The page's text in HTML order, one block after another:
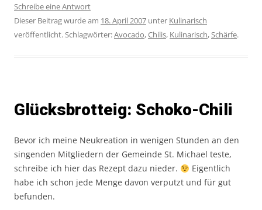
Schreibe eine Antwort
Dieser Beitrag wurde am 18. April 2007 unter Kulinarisch
veröffentlicht. Schlagwörter:Avocado,Chilis, Kulinarisch,Schärfe.
Glücksbrotteig: Schoko-Chili
Bevor ich meine Neukreation in wenigen Stunden an den
singenden Mitgliedern der Gemeinde St. Michael teste,
schreibe ich hier das Rezept dazu nieder.
Eigentlich
habe ich schon jede Menge davon verputzt und für gut
befunden.